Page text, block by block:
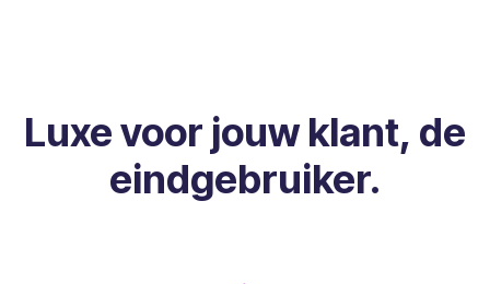
Luxe voor jouw klant, de
eindgebruiker.